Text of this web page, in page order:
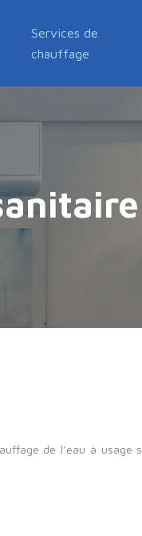
Services de
chauffage
de l’eau à usage